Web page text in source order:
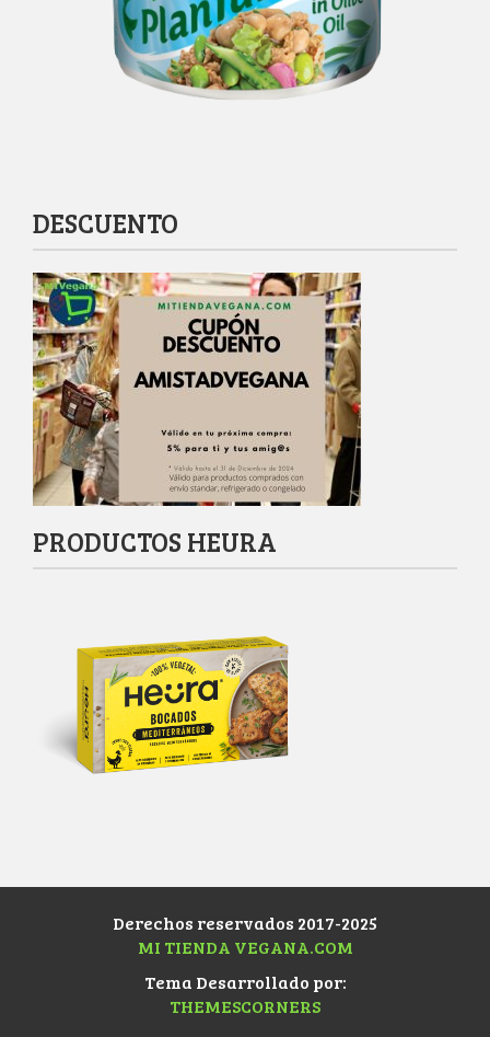
DESCUENTO
PRODUCTOS HEURA
Derechos reservados 2017-2025
MI TIENDA VEGANA.COM
Tema Desarrollado por:
THEMESCORNERS